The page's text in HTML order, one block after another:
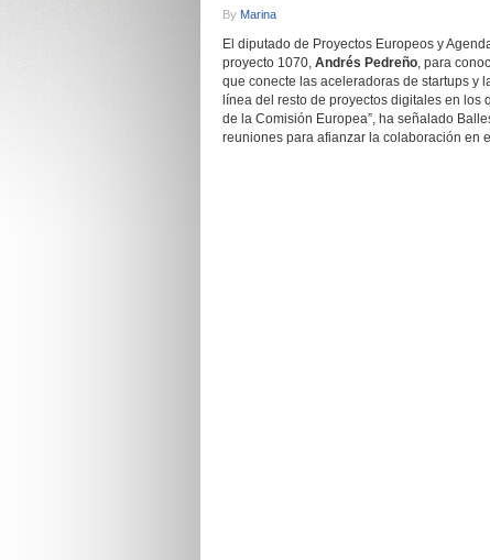
By Marina
El diputado de Proyectos Europeos y
proyecto 1070, Andrés Pedreño, para
que conecte las aceleradoras de startups y
línea del resto de proyectos digitales en
de la Comisión Europea”, ha señalado
reuniones para afianzar la colaboración en